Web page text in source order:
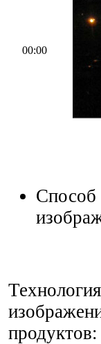
00:00
Способ
продуктов: